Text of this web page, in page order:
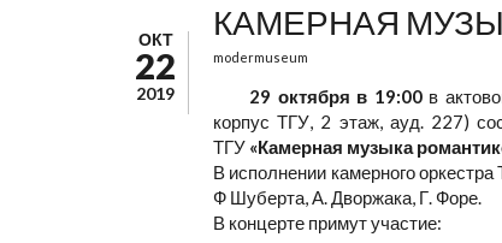
ОКТ
22
2019
КАМЕРНАЯ
modermuseum
29 октября в 19:00в
корпус ТГУ, 2 этаж, ауд. 227)
ТГУ «Камерная музыка
В исполнении камерного
Ф Шуберта, А. Дворжака, Г. Форе.
В концерте примут участие: